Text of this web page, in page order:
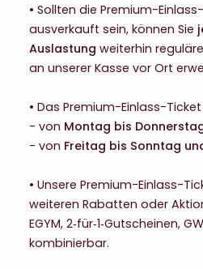
• Sollten die Premium-
ausverkauft sein, können Sie
Auslastung weiterhin
an unserer Kasse vor Ort
• Das Premium-Einlass-
- von Montag bis
- von Freitag bis Sonntag
• Unsere Premium-Einlass-
weiteren Rabatten oder
EGYM, 2‑für‑1‑Gutscheinen,
kombinierbar.